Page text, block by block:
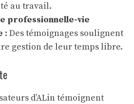
au travail.
professionnelle-vie
: Des témoignages soulignent
gestion de leur temps libre.
d’ALin témoignent